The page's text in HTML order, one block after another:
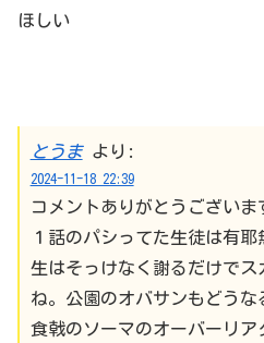
ほしい
とうま より:
2024-11-18 22:39
コメントありがとうございま
１話のパシってた生徒は有
生はそっけなく謝るだけでス
ね。公園のオバサンもどうな
食戟のソーマのオーバーリ